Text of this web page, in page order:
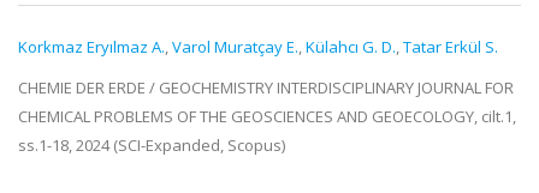
Korkmaz Eryılmaz A.,Varol Muratçay E.,Külahcı G. D.,Tatar Erkül S.
CHEMIE DER ERDE / GEOCHEMISTRY INTERDISCIPLINARY JOURNAL FOR
CHEMICAL PROBLEMS OF THE GEOSCIENCES AND GEOECOLOGY, cilt.1,
ss.1-18, 2024 (SCI-Expanded, Scopus)